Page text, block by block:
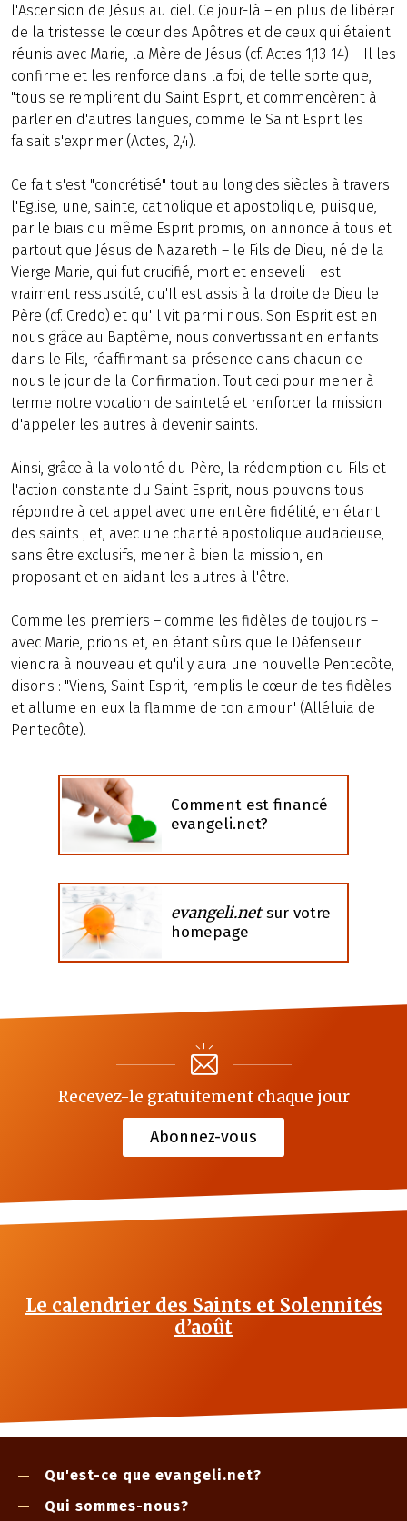
l'Ascension de Jésus au ciel. Ce jour-là – en plus de libérer
de la tristesse le cœur des Apôtres et de ceux qui étaient
réunis avec Marie, la Mère de Jésus (cf. Actes 1,13-14) – Il les
confirme et les renforce dans la foi, de telle sorte que,
"tous se remplirent du Saint Esprit, et commencèrent à
parler en d'autres langues, comme le Saint Esprit les
faisait s'exprimer (Actes, 2,4).
Ce fait s'est "concrétisé" tout au long des siècles à travers
l'Eglise, une, sainte, catholique et apostolique, puisque,
par le biais du même Esprit promis, on annonce à tous et
partout que Jésus de Nazareth – le Fils de Dieu, né de la
Vierge Marie, qui fut crucifié, mort et enseveli – est
vraiment ressuscité, qu'Il est assis à la droite de Dieu le
Père (cf. Credo) et qu'Il vit parmi nous. Son Esprit est en
nous grâce au Baptême, nous convertissant en enfants
dans le Fils, réaffirmant sa présence dans chacun de
nous le jour de la Confirmation. Tout ceci pour mener à
terme notre vocation de sainteté et renforcer la mission
d'appeler les autres à devenir saints.
Ainsi, grâce à la volonté du Père, la rédemption du Fils et
l'action constante du Saint Esprit, nous pouvons tous
répondre à cet appel avec une entière fidélité, en étant
des saints ; et, avec une charité apostolique audacieuse,
sans être exclusifs, mener à bien la mission, en
proposant et en aidant les autres à l'être.
Comme les premiers – comme les fidèles de toujours –
avec Marie, prions et, en étant sûrs que le Défenseur
viendra à nouveau et qu'il y aura une nouvelle Pentecôte,
disons : "Viens, Saint Esprit, remplis le cœur de tes fidèles
et allume en eux la flamme de ton amour" (Alléluia de
Pentecôte).
Comment est financé
evangeli.net?
evangeli.netsur votre
homepage
Recevez-le gratuitement chaque jour
Abonnez-vous
Le calendrier des Saints et Solennités
d’août
Qu'est-ce que evangeli.net?
Qui sommes-nous?